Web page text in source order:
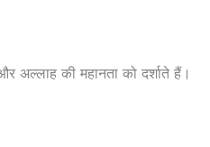
अल्लाह की महानता को दर्शाते हैं।